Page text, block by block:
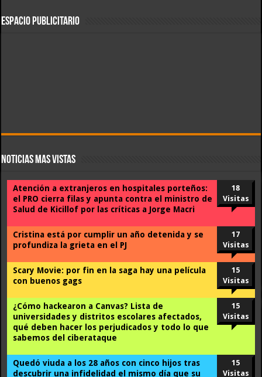
ESPACIO PUBLICITARIO
Noticias Mas Vistas
Atención a extranjeros en hospitales porteños:
el PRO cierra filas y apunta contra el ministro de
Salud de Kicillof por las críticas a Jorge Macri
18
Visitas
Cristina está por cumplir un año detenida y se
profundiza la grieta en el PJ
17
Visitas
Scary Movie: por fin en la saga hay una película
con buenos gags
15
Visitas
¿Cómo hackearon a Canvas? Lista de
universidades y distritos escolares afectados,
qué deben hacer los perjudicados y todo lo que
sabemos del ciberataque
15
Visitas
Quedó viuda a los 28 años con cinco hijos tras
descubrir una infidelidad el mismo día que su
15
Visitas